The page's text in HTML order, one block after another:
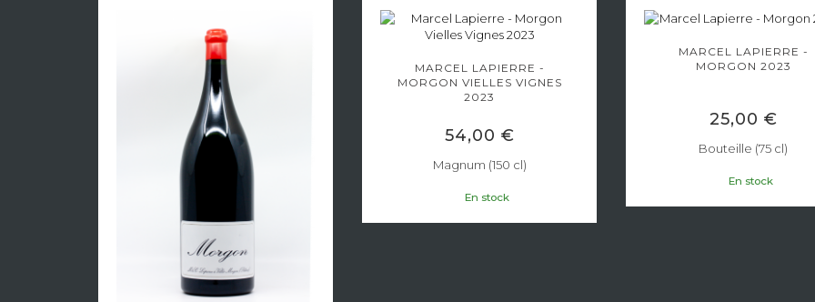
MARCEL LAPIERRE -
MORGON VIELLES VIGNES
2023
54,00 €
Magnum (150 cl)
En stock
MARCEL LAPIERRE -
MORGON 2023
25,00 €
Bouteille (75 cl)
En stock